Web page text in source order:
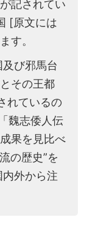
記されてい
[原文には
す。
び邪馬台
その王都
れているの
魏志倭人伝
果を見比べ
の歴史”を
外から注